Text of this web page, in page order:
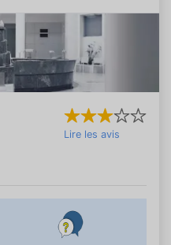
Lire les avis